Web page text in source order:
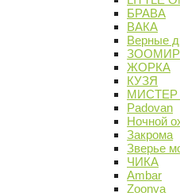
БРАВА
ВАКА
Верные
ЗООМИР
ЖОРКА
КУЗЯ
МИСТЕР
Padovan
Ночной
Закрома
Зверье
ЧИКА
Ambar
Zoonya